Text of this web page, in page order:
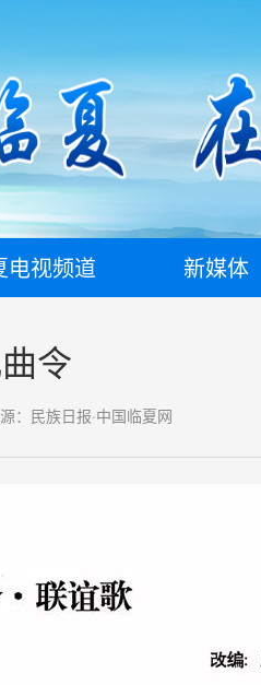
电视频道 新媒体
令
：民族日报·中国临夏网